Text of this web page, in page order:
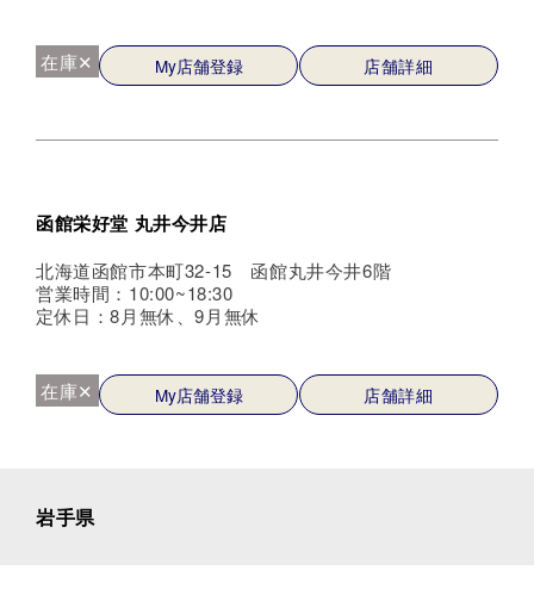
在庫✕ My店舗登録 店舗詳細
函館栄好堂 丸井今井店
北海道函館市本町32-15 函館丸井今井6階
営業時間：10:00~18:30
定休日：8月無休、9月無休
在庫✕ My店舗登録 店舗詳細
岩手県